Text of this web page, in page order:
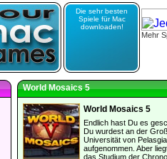
Die sehr besten
Spiele für Mac
downloaden!
Mehr
World Mosaics 5
World Mosaics 5
Endlich hast Du es
Du wurdest an der
Universität von Pelasgia
aufgenommen. Aber
das Studium der